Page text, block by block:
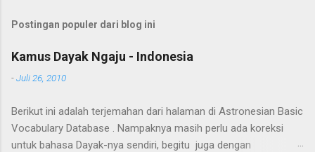
n
K
o
m
t
a
r
Postingan populer dari blog ini
Kamus Dayak Ngaju - Indonesia
-Juli 26, 2010
Berikut ini adalah terjemahan dari halaman di Astronesian Basic
Vocabulary Database . Nampaknya masih perlu ada koreksi
untuk bahasa Dayak-nya sendiri, begitu juga dengan